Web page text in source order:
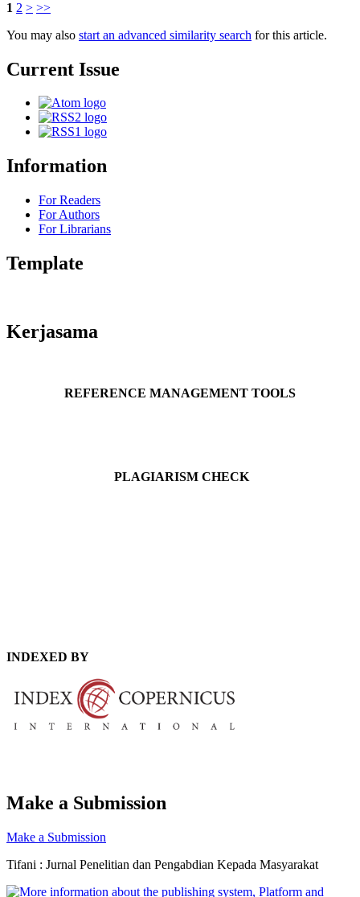
1 2 > >>
You may also start an advanced similarity search for this article.
Current Issue
Information
For Readers
For Authors
For Librarians
Template
Kerjasama
REFERENCE MANAGEMENT TOOLS
PLAGIARISM CHECK
INDEXED BY
Make a Submission
Make a Submission
Tifani : Jurnal Penelitian dan Pengabdian Kepada Masyarakat